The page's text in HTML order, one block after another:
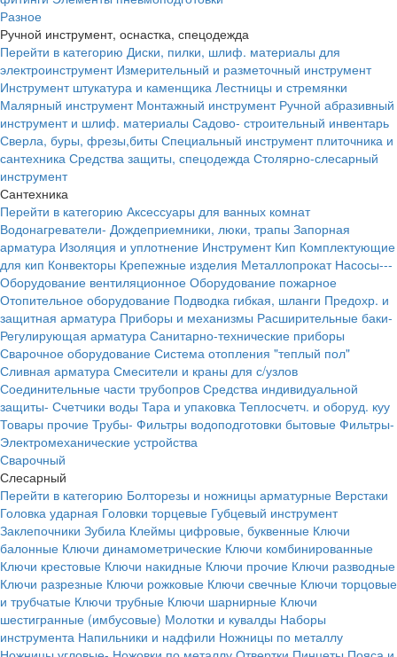
Разное
Ручной инструмент, оснастка, спецодежда
Перейти в категорию Диски, пилки, шлиф. материалы для
электроинструмент Измерительный и разметочный инструмент
Инструмент штукатура и каменщика Лестницы и стремянки
Малярный инструмент Монтажный инструмент Ручной абразивный
инструмент и шлиф. материалы Садово- строительный инвентарь
Сверла, буры, фрезы,биты Специальный инструмент плиточника и
сантехника Средства защиты, спецодежда Столярно-слесарный
инструмент
Сантехника
Перейти в категорию Аксессуары для ванных комнат
Водонагреватели- Дождеприемники, люки, трапы Запорная
арматура Изоляция и уплотнение Инструмент Кип Комплектующие
для кип Конвекторы Крепежные изделия Металлопрокат Насосы---
Оборудование вентиляционное Оборудование пожарное
Отопительное оборудование Подводка гибкая, шланги Предохр. и
защитная арматура Приборы и механизмы Расширительные баки-
Регулирующая арматура Санитарно-технические приборы
Сварочное оборудование Система отопления "теплый пол"
Сливная арматура Смесители и краны для с/узлов
Соединительные части трубопров Средства индивидуальной
защиты- Счетчики воды Тара и упаковка Теплосчетч. и оборуд. куу
Товары прочие Трубы- Фильтры водоподготовки бытовые Фильтры-
Электромеханические устройства
Сварочный
Слесарный
Перейти в категорию Болторезы и ножницы арматурные Верстаки
Головка ударная Головки торцевые Губцевый инструмент
Заклепочники Зубила Клеймы цифровые, буквенные Ключи
балонные Ключи динамометрические Ключи комбинированные
Ключи крестовые Ключи накидные Ключи прочие Ключи разводные
Ключи разрезные Ключи рожковые Ключи свечные Ключи торцовые
и трубчатые Ключи трубные Ключи шарнирные Ключи
шестигранные (имбусовые) Молотки и кувалды Наборы
инструмента Напильники и надфили Ножницы по металлу